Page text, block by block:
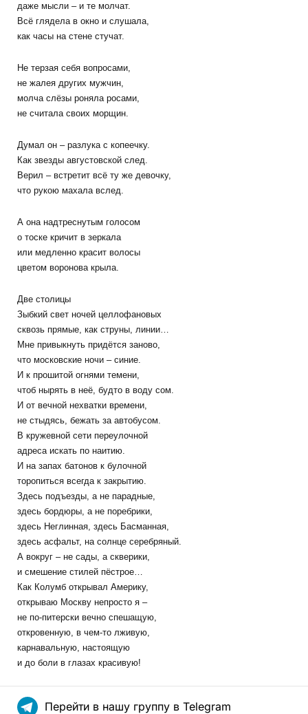
даже мысли – и те молчат.
Всё глядела в окно и слушала,
как часы на стене стучат.
Не терзая себя вопросами,
не жалея других мужчин,
молча слёзы роняла росами,
не считала своих морщин.
Думал он – разлука с копеечку.
Как звезды августовской след.
Верил – встретит всё ту же девочку,
что рукою махала вслед.
А она надтреснутым голосом
о тоске кричит в зеркала
или медленно красит волосы
цветом воронова крыла.
Две столицы
Зыбкий свет ночей целлофановых
сквозь прямые, как струны, линии…
Мне привыкнуть придётся заново,
что московские ночи – синие.
И к прошитой огнями темени,
чтоб нырять в неё, будто в воду сом.
И от вечной нехватки времени,
не стыдясь, бежать за автобусом.
В кружевной сети переулочной
адреса искать по наитию.
И на запах батонов к булочной
торопиться всегда к закрытию.
Здесь подъезды, а не парадные,
здесь бордюры, а не поребрики,
здесь Неглинная, здесь Басманная,
здесь асфальт, на солнце серебряный.
А вокруг – не сады, а скверики,
и смешение стилей пёстрое…
Как Колумб открывал Америку,
открываю Москву непросто я –
не по-питерски вечно спешащую,
откровенную, в чем-то лживую,
карнавальную, настоящую
и до боли в глазах красивую!
Перейти в нашу группу в Telegram